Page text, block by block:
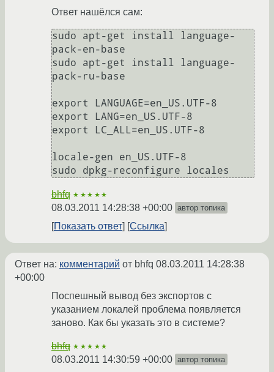
Ответ нашёлся сам:
sudo apt-get install language-
pack-en-base
sudo apt-get install language-
pack-ru-base
export LANGUAGE=en_US.UTF-8
export LANG=en_US.UTF-8
export LC_ALL=en_US.UTF-8
locale-gen en_US.UTF-8
bhfq ★★★★★
08.03.2011 14:28:38 +00:00 автор топика
Показать ответ Ссылка
Ответ на: комментарий от bhfq 08.03.2011 14:28:38
+00:00
Поспешный вывод без экспортов с
указанием локалей проблема появляется
заново. Как бы указать это в системе?
bhfq ★★★★★
08.03.2011 14:30:59 +00:00 автор топика